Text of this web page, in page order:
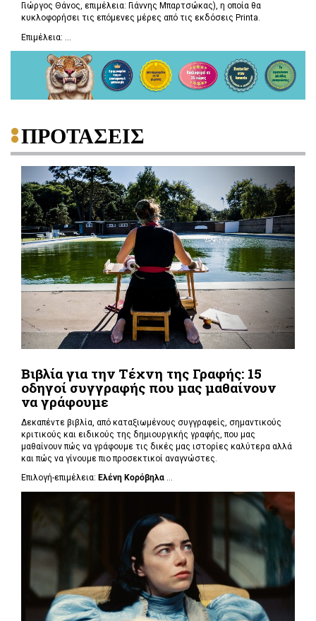
Γιώργος Θάνος, επιμέλεια: Γιάννης Μπαρτσώκας), η οποία θα
κυκλοφορήσει τις επόμενες μέρες από τις εκδόσεις Printa.
Επιμέλεια: ...
ΠΡΟΤΑΣΕΙΣ
Βιβλία για την Τέχνη της Γραφής: 15
οδηγοί συγγραφής που μας μαθαίνουν
να γράφουμε
Δεκαπέντε βιβλία, από καταξιωμένους συγγραφείς, σημαντικούς
κριτικούς και ειδικούς της δημιουργικής γραφής, που μας
μαθαίνουν πώς να γράφουμε τις δικές μας ιστορίες καλύτερα αλλά
και πώς να γίνουμε πιο προσεκτικοί αναγνώστες.
Επιλογή-επιμέλεια: Ελένη Κορόβηλα ...